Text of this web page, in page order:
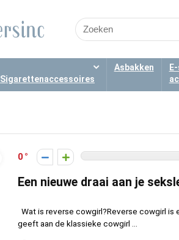
Search
for:
Sigarettenaccessoires
Asbakken
0
Een nieuwe draai aan je
Wat is reverse cowgirl?Reverse cowgirl
geeft aan de klassieke cowgirl ...